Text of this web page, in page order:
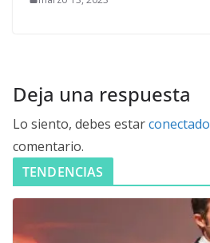
Deja una respuesta
Lo siento, debes estarconectado
comentario.
TENDENCIAS